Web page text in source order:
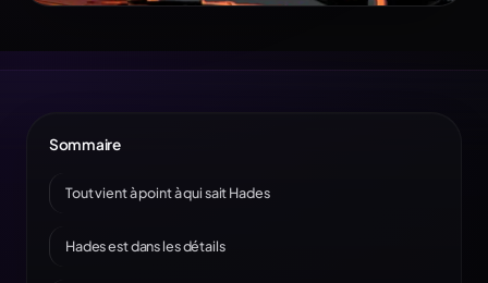
Sommaire
Tout vient à point à qui sait Hades
Hades est dans les détails